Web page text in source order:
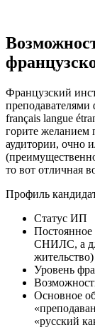
Французский
преподавателями
français langue
горите желанием
аудитории, очно
то вот отличная
Профиль
Статус ИП
СНИЛС, а
жительство)
Уровень
Основное
«русский